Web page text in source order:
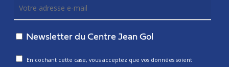
Newsletter du Centre Jean Gol
En cochant cette case, vous acceptez que vos données soient